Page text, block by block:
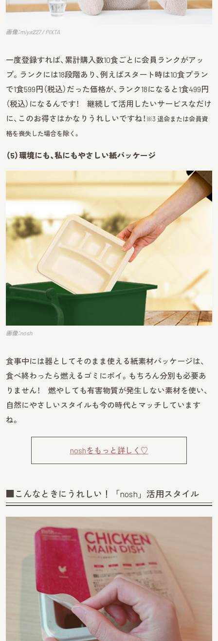
画像：miya227 / PIXTA
一度登録すれば、累計購入数10食ごとに会員ランクがアッ
プ。ランクには18段階あり、例えばスタート時は10食プラン
で1食599円（税込）だった価格が、ランク18になると1食499円
（税込）になるんです！ 継続して活用したいサービスなだけ
に、このお得さはかなりうれしいですね！ ※3 退会または会員資
格を喪失した場合を除く。
（5）環境にも、私にもやさしい紙パッケージ
画像：nosh
食事中には器としてそのまま使える紙素材パッケージは、
食べ終わったら燃えるゴミにポイ。もちろん分別も必要あ
りません！ 燃やしても有害物質が発生しない素材を使い、
自然にやさしいスタイルも今の時代とマッチしています
ね。
noshをもっと詳しく♡
■こんなときにうれしい！「nosh」活用スタイル